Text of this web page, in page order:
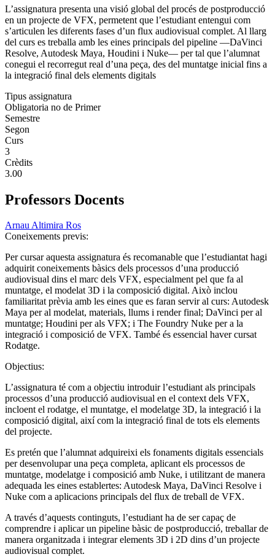
L’assignatura presenta una visió global del procés de postproducció
en un projecte de VFX, permetent que l’estudiant entengui com
s’articulen les diferents fases d’un flux audiovisual complet. Al llarg
del curs es treballa amb les eines principals del pipeline —DaVinci
Resolve, Autodesk Maya, Houdini i Nuke— per tal que l’alumnat
conegui el recorregut real d’una peça, des del muntatge inicial fins a
la integració final dels elements digitals
Tipus assignatura
Obligatoria no de Primer
Semestre
Segon
Curs
3
Crèdits
3.00
Professors Docents
Arnau Altimira Ros
Coneixements previs:
Per cursar aquesta assignatura és recomanable que l’estudiantat hagi
adquirit coneixements bàsics dels processos d’una producció
audiovisual dins el marc dels VFX, especialment pel que fa al
muntatge, el modelat 3D i la composició digital. Això inclou
familiaritat prèvia amb les eines que es faran servir al curs: Autodesk
Maya per al modelat, materials, llums i render final; DaVinci per al
muntatge; Houdini per als VFX; i The Foundry Nuke per a la
integració i composició de VFX. També és essencial haver cursat
Rodatge.
Objectius:
L’assignatura té com a objectiu introduir l’estudiant als principals
processos d’una producció audiovisual en el context dels VFX,
incloent el rodatge, el muntatge, el modelatge 3D, la integració i la
composició digital, així com la integració final de tots els elements
del projecte.
Es pretén que l’alumnat adquireixi els fonaments digitals essencials
per desenvolupar una peça completa, aplicant els processos de
muntatge, modelatge i composició amb Nuke, i utilitzant de manera
adequada les eines establertes: Autodesk Maya, DaVinci Resolve i
Nuke com a aplicacions principals del flux de treball de VFX.
A través d’aquests continguts, l’estudiant ha de ser capaç de
comprendre i aplicar un pipeline bàsic de postproducció, treballar de
manera organitzada i integrar elements 3D i 2D dins d’un projecte
audiovisual complet.